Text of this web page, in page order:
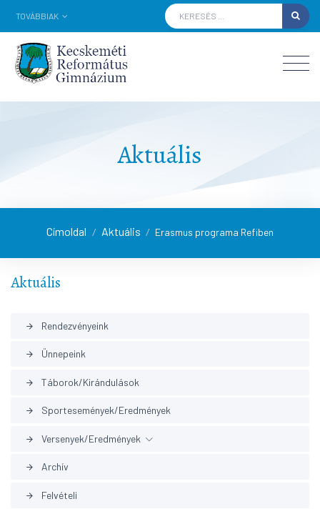
TOVÁBBIAK
Aktuális
Címoldal / Aktuális / Erasmus programa Refiben
Aktuális
arrow_forward Rendezvényeink
arrow_forward Ünnepeink
arrow_forward Táborok/Kirándulások
arrow_forward Sportesemények/Eredmények
arrow_forward Versenyek/Eredmények
Korábbi eredmények
arrow_forward Archív
arrow_forward Felvételi